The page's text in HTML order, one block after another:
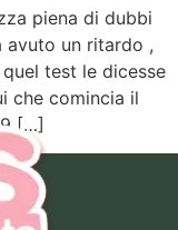
piena di dubbi
avuto un ritardo ,
test le dicesse
che comincia il
9 […]